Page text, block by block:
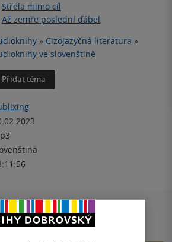
Střela mimo cíl
Až zemře poslední ďábel
» Cizojazyčná literatura »
ve slovenštině
Přidat téma
a recenze čtenářů